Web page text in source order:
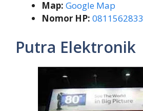
Map: Google Map
Nomor HP: 0811562833
Putra Elektronik